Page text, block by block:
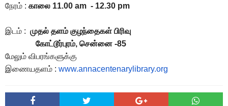
நேரம் : காலை 11.00 am - 12.30 pm
இடம் : முதல் தளம் குழந்தைகள் பிரிவு
கோட்டூர்புரம், சென்னை -85
மேலும் விபரங்களுக்கு
இணையதளம் : www.annacentenarylibrary.org